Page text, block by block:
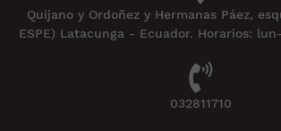
Quijano y Ordoñez y Hermanas Páez,
ESPE) Latacunga - Ecuador. Horarios:
032811710